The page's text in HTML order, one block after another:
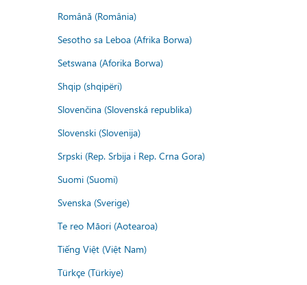
Română (România)
Sesotho sa Leboa (Afrika Borwa)
Setswana (Aforika Borwa)
Shqip (shqipëri)
Slovenčina (Slovenská republika)
Slovenski (Slovenija)
Srpski (Rep. Srbija i Rep. Crna Gora)
Suomi (Suomi)
Svenska (Sverige)
Te reo Māori (Aotearoa)
Tiếng Việt (Việt Nam)
Türkçe (Türkiye)